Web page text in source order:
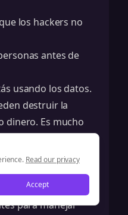
los hackers no
antes de
usando los datos.
destruir la
dinero. Es mucho
datos.
en las
para manejar
Read our privacy
Accept